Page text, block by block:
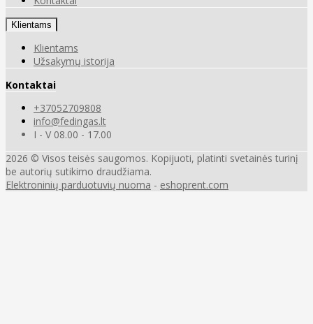
Klientams
Klientams
Užsakymų istorija
Kontaktai
+37052709808
info@fedingas.lt
I - V 08.00 - 17.00
2026 © Visos teisės saugomos. Kopijuoti, platinti svetainės turinį
be autorių sutikimo draudžiama.
Elektroninių parduotuvių nuoma - eshoprent.com